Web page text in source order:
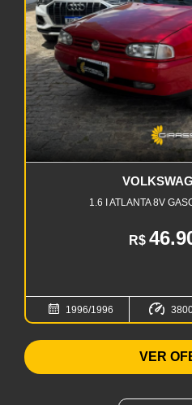
1.6 I ATLANTA 8V
R$
1996/1996
VER